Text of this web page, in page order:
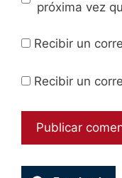
próxima vez
Recibir un
Recibir un